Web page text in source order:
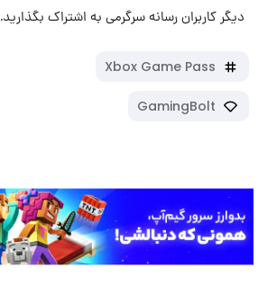
دیگر کاربران رسانه سرگرمی به اشتراک بگذارید.
Xbox Game Pass
GamingBolt